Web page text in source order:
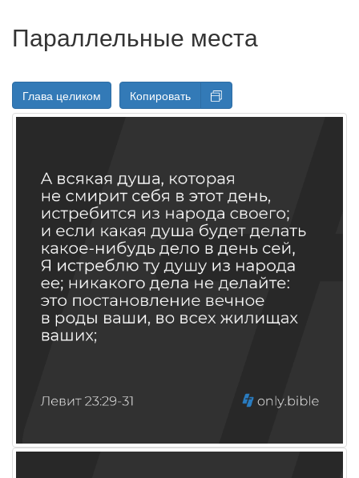
Параллельные места
Глава целиком Копировать